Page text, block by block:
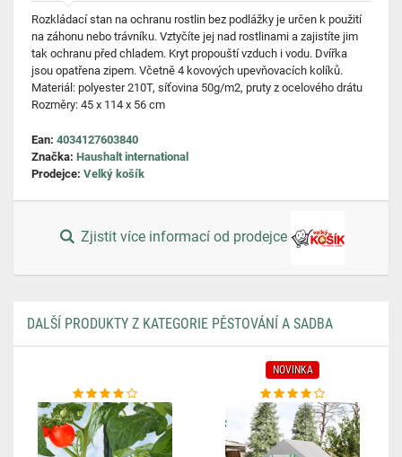
Rozkládací stan na ochranu rostlin bez podlážky je určen k použití
na záhonu nebo trávníku. Vztyčíte jej nad rostlinami a zajistíte jim
tak ochranu před chladem. Kryt propouští vzduch i vodu. Dvířka
jsou opatřena zipem. Včetně 4 kovových upevňovacích kolíků.
Materiál: polyester 210T, síťovina 50g/m2, pruty z ocelového drátu
Rozměry: 45 x 114 x 56 cm
Ean: 4034127603840
Značka: Haushalt international
Prodejce: Velký košík
Zjistit více informací od prodejce
DALŠÍ PRODUKTY Z KATEGORIE PĚSTOVÁNÍ A SADBA
NOVINKA